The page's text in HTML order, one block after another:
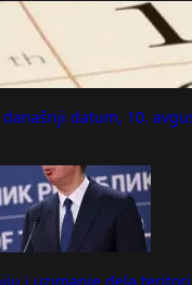
datum, 10.